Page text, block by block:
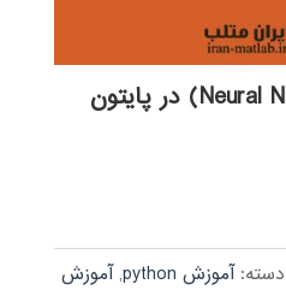
دسته:آموزش python ,آموزش